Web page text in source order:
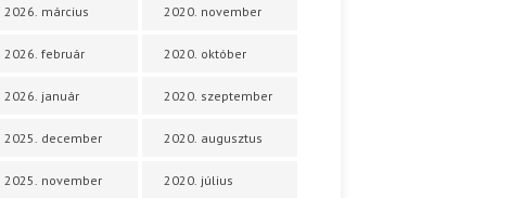
2026. március
2026. február
2026. január
2025. december
2025. november
2020. november
2020. október
2020. szeptember
2020. augusztus
2020. július